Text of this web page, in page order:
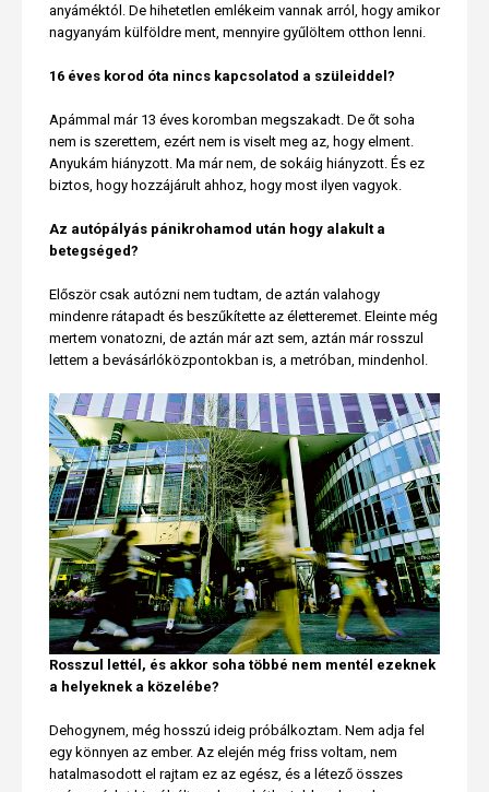
anyáméktól. De hihetetlen emlékeim vannak arról, hogy amikor
nagyanyám külföldre ment, mennyire gyűlöltem otthon lenni.
16 éves korod óta nincs kapcsolatod a szüleiddel?
Apámmal már 13 éves koromban megszakadt. De őt soha
nem is szerettem, ezért nem is viselt meg az, hogy elment.
Anyukám hiányzott. Ma már nem, de sokáig hiányzott. És ez
biztos, hogy hozzájárult ahhoz, hogy most ilyen vagyok.
Az autópályás pánikrohamod után hogy alakult a
betegséged?
Először csak autózni nem tudtam, de aztán valahogy
mindenre rátapadt és beszűkítette az életteremet. Eleinte még
mertem vonatozni, de aztán már azt sem, aztán már rosszul
lettem a bevásárlóközpontokban is, a metróban, mindenhol.
Rosszul lettél, és akkor soha többé nem mentél ezeknek
a helyeknek a közelébe?
Dehogynem, még hosszú ideig próbálkoztam. Nem adja fel
egy könnyen az ember. Az elején még friss voltam, nem
hatalmasodott el rajtam ez az egész, és a létező összes